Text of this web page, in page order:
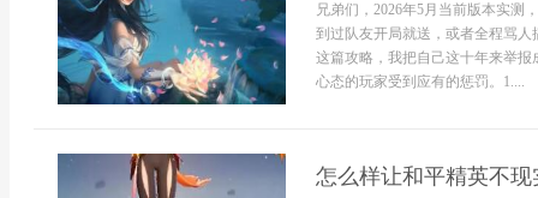
兄弟们，2026年5月当前版本实测
到过队友开局就送，或者全程骂
这篇攻略，我把自己这十年来举
心态的玩家受到应有的惩罚。1....
怎么样让和平精英不现